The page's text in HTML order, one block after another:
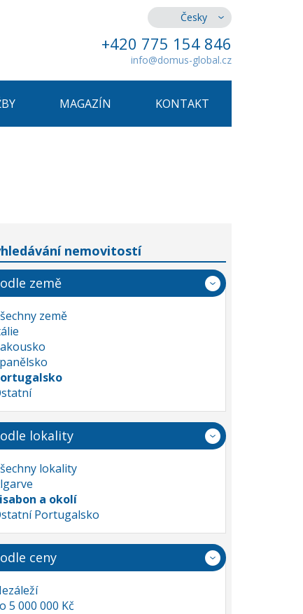
Česky
+420 775 154 846
info@domus-global.cz
MAGAZÍN KONTAKT
nemovitostí
země
země
lokality
lokality
a okolí
Portugalsko
ceny
5 000 000 Kč